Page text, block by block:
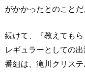
がかかったとのことだ
続けて、『教えても
レギュラーとしての
番組は、滝川クリス